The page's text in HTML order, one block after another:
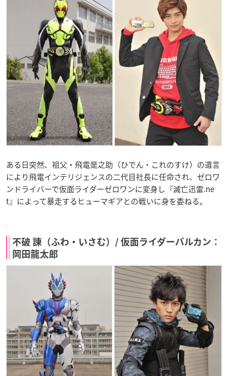
ある日突然、祖父・飛電是之助（ひでん・これのすけ）の遺言
により飛電インテリジェンスの二代目社長に任命され、ゼロワ
ンドライバーで仮面ライダーゼロワンに変身し『滅亡迅雷.ne
t』によって暴走するヒューマギアとの戦いに身を委ねる。
不破 諫（ふわ・いさむ）/ 仮面ライダーバルカン：
岡田龍太郎